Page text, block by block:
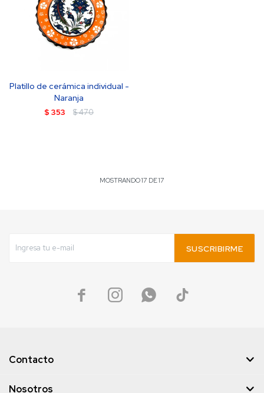
Platillo de cerámica individual -
Naranja
$ 353 $470
MOSTRANDO17 DE17
SUSCRIBIRME
   
Contacto
Nosotros